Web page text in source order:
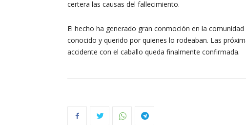
certera las causas del fallecimiento.
El hecho ha generado gran conmoción en la
conocido y querido por quienes lo rodeaban. Las
accidente con el caballo queda finalmente confirmada.